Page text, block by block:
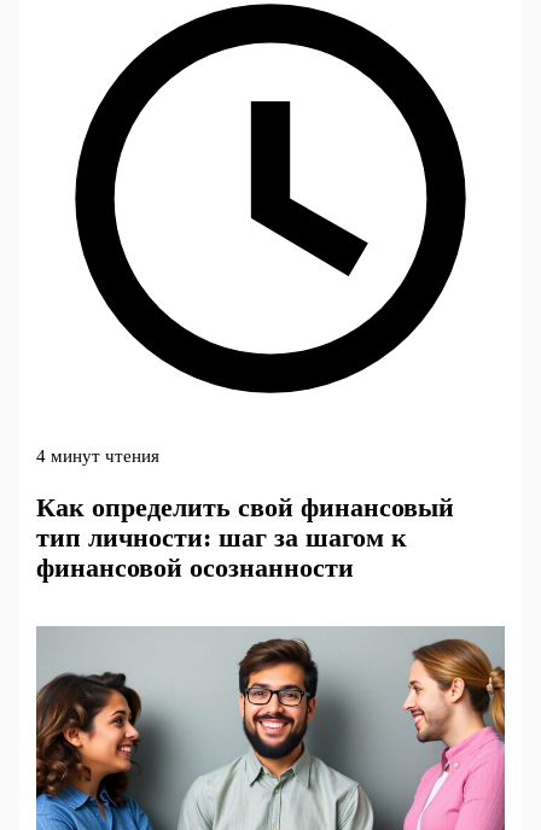
4 минут чтения
Как определить свой финансовый
тип личности: шаг за шагом к
финансовой осознанности